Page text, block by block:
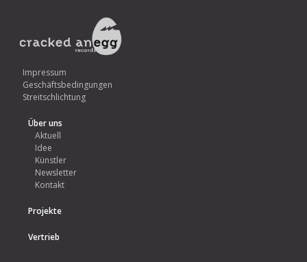
Impressum
Geschäftsbedingungen
Streitschlichtung
Über uns
Aktuell
Idee
Künstler
Newsletter
Kontakt
Projekte
Vertrieb